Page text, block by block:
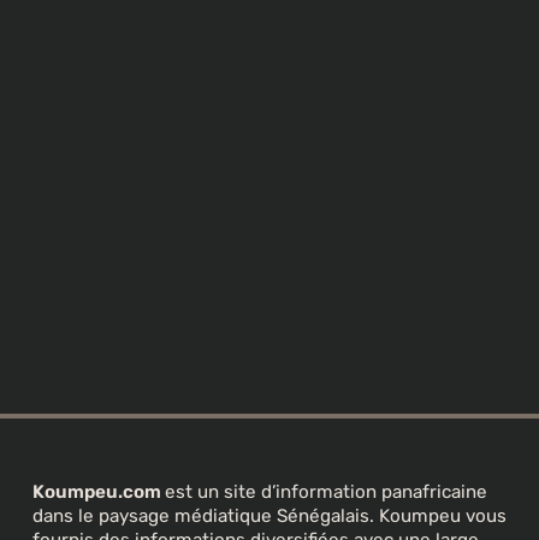
Koumpeu.com est un site d’information panafricaine
dans le paysage médiatique Sénégalais. Koumpeu vous